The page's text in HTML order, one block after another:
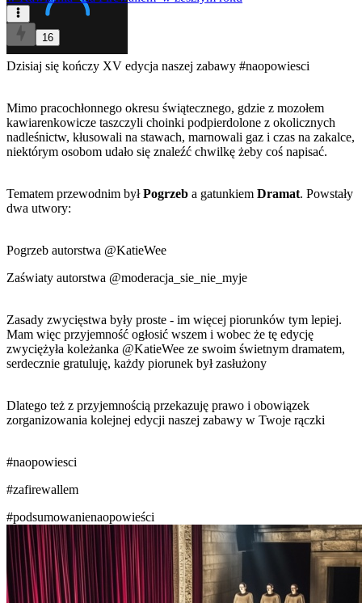
16
Dzisiaj się kończy XV edycja naszej zabawy #naopowiesci
Mimo pracochłonnego okresu świątecznego, gdzie z mozołem
kawiarenkowicze taszczyli choinki podpierdolone z okolicznych
nadleśnictw, kłusowali na stawach, marnowali gaz i czas na zakalce,
niektórym osobom udało się znaleźć chwilkę żeby coś napisać.
Tematem przewodnim byłPogrzeb a gatunkiem Dramat. Powstały
dwa utwory:
Pogrzeb autorstwa @KatieWee
Zaświaty autorstwa @moderacja_sie_nie_myje
Zasady zwycięstwa były proste - im więcej piorunków tym lepiej.
Mam więc przyjemność ogłosić wszem i wobec że tę edycję
zwyciężyła koleżanka @KatieWee ze swoim świetnym dramatem,
serdecznie gratuluję, każdy piorunek był zasłużony
Dlatego też z przyjemnością przekazuję prawo i obowiązek
zorganizowania kolejnej edycji naszej zabawy w Twoje rączki
#naopowiesci
#zafirewallem
#podsumowanienaopowieści